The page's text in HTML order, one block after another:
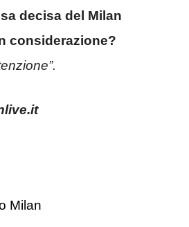
decisa del Milan
considerazione?
Milan